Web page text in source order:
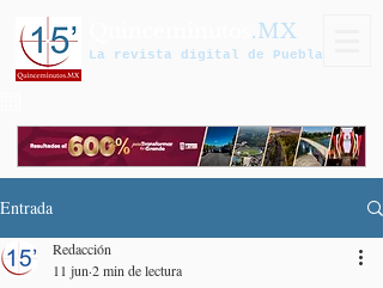
.MX
La revista digital de Puebla
Entrada
Redacción
11 jun 2 min de lectura